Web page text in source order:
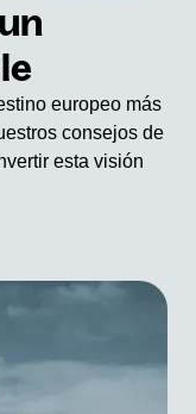
europeo más
consejos de
esta visión